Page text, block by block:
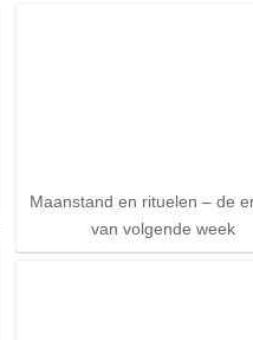
Maanstand en rituelen – de
van volgende week